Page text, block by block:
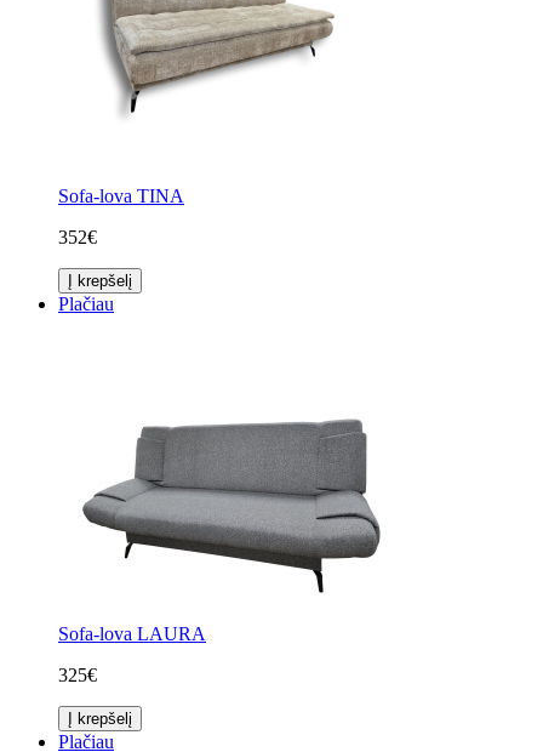
Sofa-lova TINA
352€
Į krepšelį
Plačiau
Sofa-lova LAURA
325€
Į krepšelį
Plačiau